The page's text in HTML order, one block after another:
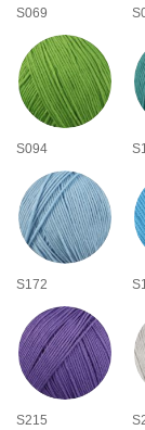
S069
S094
S172
S215